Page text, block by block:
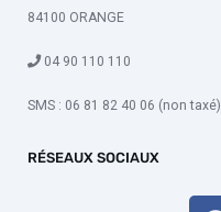
84100 ORANGE
04 90 110 110
SMS : 06 81 82 40 06 (non taxé)
RÉSEAUX SOCIAUX